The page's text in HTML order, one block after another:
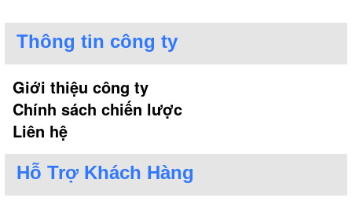
Thông tin công ty
Giới thiệu công ty
Chính sách chiến lược
Liên hệ
Hỗ Trợ Khách Hàng